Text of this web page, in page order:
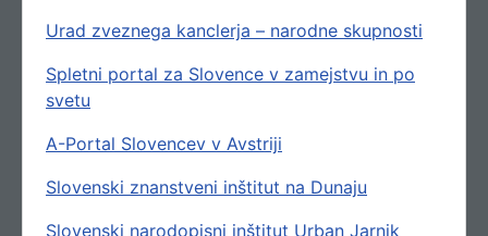
Urad zveznega kanclerja – narodne skupnosti
Spletni portal za Slovence v zamejstvu in po
svetu
A-Portal Slovencev v Avstriji
Slovenski znanstveni inštitut na Dunaju
Slovenski narodopisni inštitut Urban Jarnik